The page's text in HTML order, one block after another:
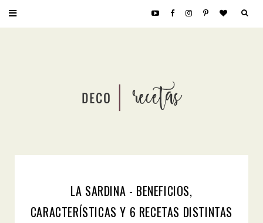
LA SARDINA - BENEFICIOS,
CARACTERÍSTICAS Y 6 RECETAS DISTINTAS